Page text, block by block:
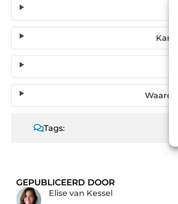
Kan
Tags:
GEPUBLICEERD DOOR
Elise van Kessel